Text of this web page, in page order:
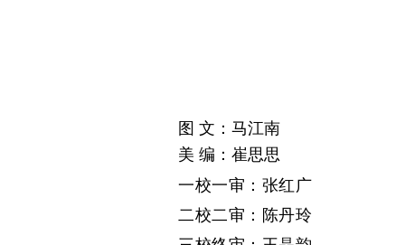
图 文：马江南
美 编：崔思思
一校一审：张红广
二校二审：陈丹玲